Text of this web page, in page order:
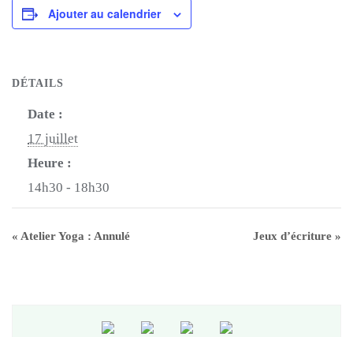
Ajouter au calendrier
DÉTAILS
Date :
17 juillet
Heure :
14h30 - 18h30
« Atelier Yoga : Annulé Jeux d’écriture »